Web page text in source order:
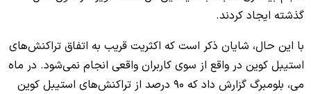
گذشته ایجاد کردند.
با این حال، شایان ذکر است که اکثریت قریب به اتفاق تراکنش‌های
استیبل کوین در واقع از سوی کاربران واقعی انجام نمی‌شود. در ماه
می، بلومبرگ گزارش داد که 90 درصد از تراکنش‌های استیبل کوین